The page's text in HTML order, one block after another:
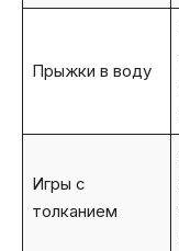
Прыжки в воду
Игры с
толканием